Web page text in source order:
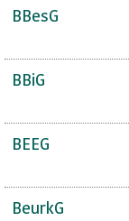
BBesG
BBiG
BEEG
BeurkG